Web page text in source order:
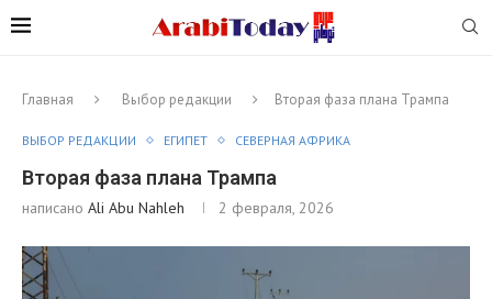
Главная Выбор редакции Вторая фаза плана Трампа
ВЫБОР РЕДАКЦИИ ЕГИПЕТ СЕВЕРНАЯ АФРИКА
Вторая фаза плана Трампа
написано Ali Abu Nahleh 2 февраля, 2026